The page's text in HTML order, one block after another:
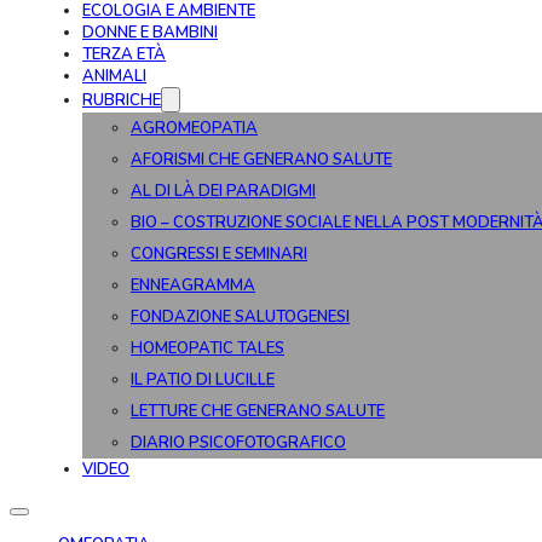
ECOLOGIA E AMBIENTE
DONNE E BAMBINI
TERZA ETÀ
ANIMALI
RUBRICHE
AGROMEOPATIA
AFORISMI CHE GENERANO SALUTE
AL DI LÀ DEI PARADIGMI
BIO – COSTRUZIONE SOCIALE NELLA POST
CONGRESSI E SEMINARI
ENNEAGRAMMA
FONDAZIONE SALUTOGENESI
HOMEOPATIC TALES
IL PATIO DI LUCILLE
LETTURE CHE GENERANO SALUTE
DIARIO PSICOFOTOGRAFICO
VIDEO